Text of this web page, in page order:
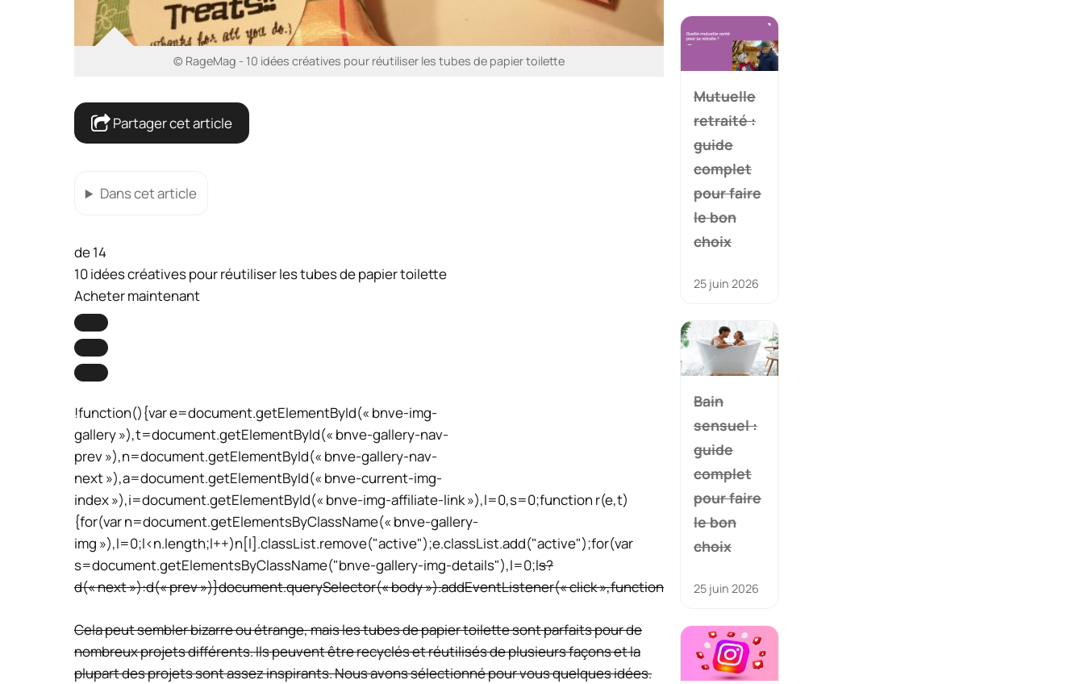
© RageMag - 10 idées créatives pour réutiliser les tubes de papier toilette
Partager cet article
Dans cet article
de 14
10 idées créatives pour réutiliser les tubes de papier toilette
Acheter maintenant
!function(){var e=document.getElementById(« bnve-img-
gallery »),t=document.getElementById(« bnve-gallery-nav-
prev »),n=document.getElementById(« bnve-gallery-nav-
next »),a=document.getElementById(« bnve-current-img-
index »),i=document.getElementById(« bnve-img-affiliate-link »),l=0,s=0;function r(e,t)
{for(var n=document.getElementsByClassName(« bnve-gallery-
img »),l=0;l<n.length;l++)n[l].classList.remove("active");e.classList.add("active");for(var
s=document.getElementsByClassName("bnve-gallery-img-details"),l=0;ls?
d(« next »):d(« prev »)}document.querySelector(« body »).addEventListener(« click »,function
Cela peut sembler bizarre ou étrange, mais les tubes de papier toilette sont parfaits pour de
nombreux projets différents. Ils peuvent être recyclés et réutilisés de plusieurs façons et la
plupart des projets sont assez inspirants. Nous avons sélectionné pour vous quelques idées.
Mutuelle
retraité :
guide
complet
pour faire
le bon
choix
25 juin 2026
Bain
sensuel :
guide
complet
pour faire
le bon
choix
25 juin 2026